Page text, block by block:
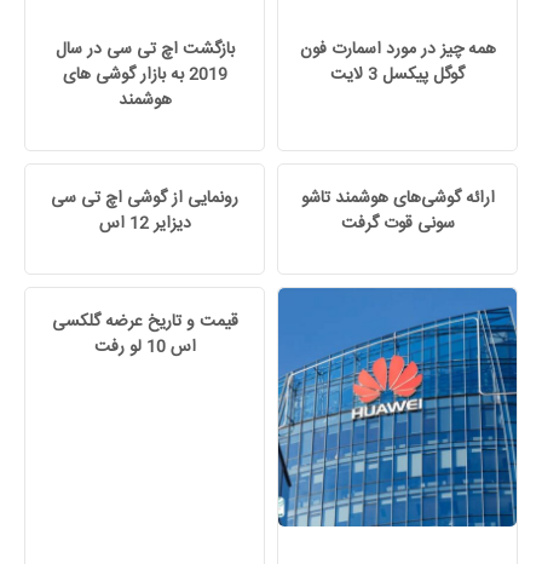
همه چیز در مورد اسمارت فون
گوگل پیکسل 3 لایت
بازگشت اچ تی سی در سال
2019 به بازار گوشی های
هوشمند
ارائه گوشی‌های هوشمند تاشو
سونی قوت گرفت
رونمایی از گوشی اچ ‌تی سی
دیزایر 12 اس
قیمت و تاریخ عرضه گلکسی
اس 10 لو رفت